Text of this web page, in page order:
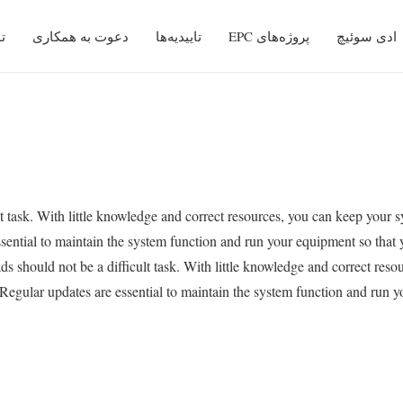
ادی سوئیچ پروژه‌های EPC تاییدیه‌ها دعوت به همکاری
With little knowledge and correct resources, you can keep your
to maintain the system function and run your equipment so
should not be a difficult task. With little knowledge and correct
updates are essential to maintain the system function and